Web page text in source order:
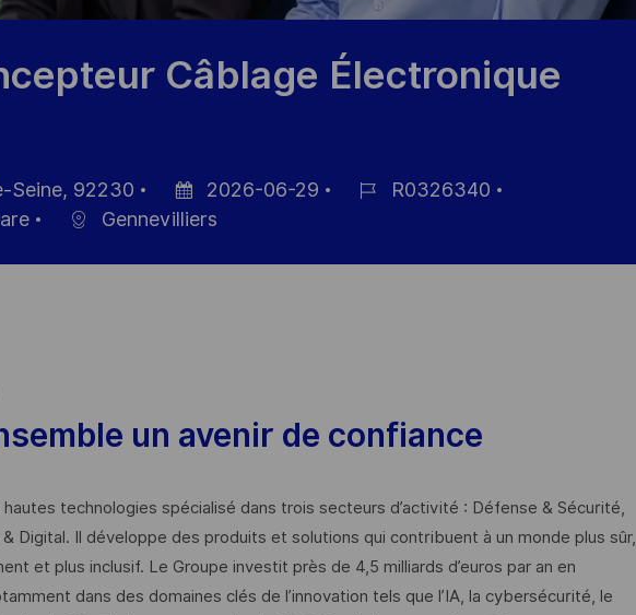
Câblage Électronique
Seine, 92230
Datum
Veröffentlichung
2026-06-29
R0326340
Gennevilliers
un avenir de confiance
technologies spécialisé dans trois secteurs d’activité : Défense & Sécurité,
Digital. Il développe des produits et solutions qui contribuent à un monde plus sûr,
et plus inclusif. Le Groupe investit près de 4,5 milliards d’euros par an en
dans des domaines clés de l’innovation tels que l’IA, la cybersécurité, le